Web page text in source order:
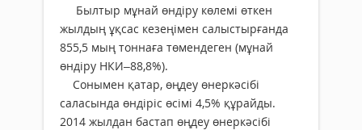
Былтыр мұнай өндіру көлемі өткен
жылдың ұқсас кезеңімен салыстырғанда
855,5 мың тоннаға төмендеген (мұнай
өндіру НКИ–88,8%).
Сонымен қатар, өңдеу өнеркәсібі
саласында өндіріс өсімі 4,5% құрайды.
2014 жылдан бастап өңдеу өнеркәсібі